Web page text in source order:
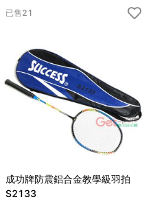
已售21
成功牌防震鋁合金教學級羽拍
S2133